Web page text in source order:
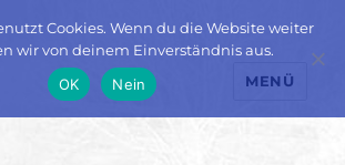
MENÜ
Cookies. Wenn du die Website weiter
wir von deinem Einverständnis aus.
OK
Nein